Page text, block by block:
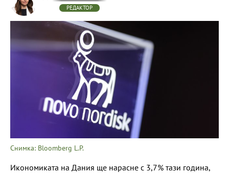
РЕДАКТОР
Снимка: Bloomberg L.P.
Икономиката на Дания ще нарасне с 3,7% тази година,